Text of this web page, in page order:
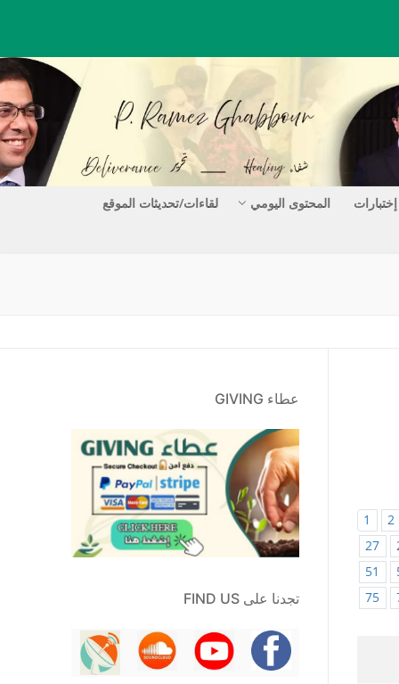
إختبارات المحتوى اليومي
لقاءات/تحديثات الموقع
1 2
27
51
75
عطاء GIVING
تجدنا على FIND US